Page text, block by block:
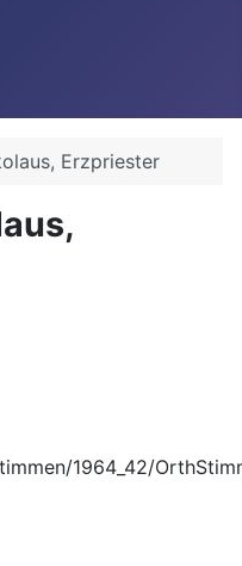
Erzpriester
1964_42/